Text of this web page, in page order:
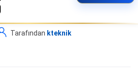
Tarafından kteknik